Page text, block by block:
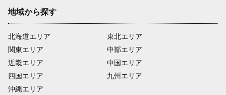
地域から探す
北海道エリア
関東エリア
近畿エリア
四国エリア
沖縄エリア
東北エリア
中部エリア
中国エリア
九州エリア